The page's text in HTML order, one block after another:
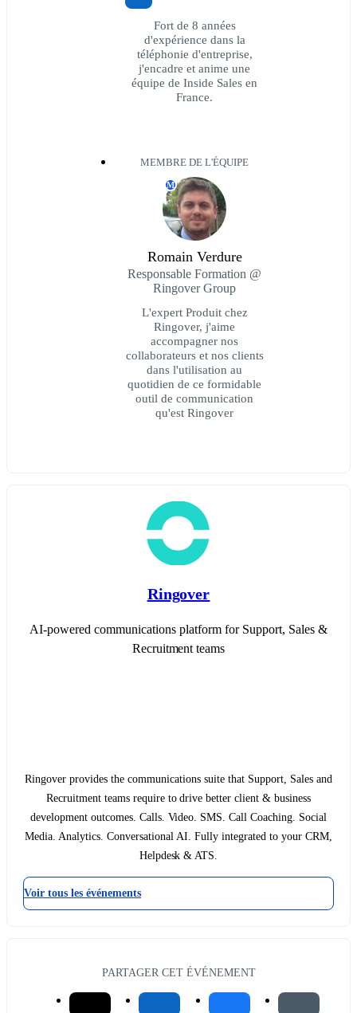
Fort de 8 années
d'expérience dans la
téléphonie d'entreprise,
j'encadre et anime une
équipe de Inside Sales en
France.
MEMBRE DE L'ÉQUIPE
M
Romain Verdure
Responsable Formation @
Ringover Group
L'expert Produit chez
Ringover, j'aime
accompagner nos
collaborateurs et nos clients
dans l'utilisation au
quotidien de ce formidable
outil de communication
qu'est Ringover
Ringover
AI-powered communications platform for Support, Sales &
Recruitment teams
Ringover provides the communications suite that Support, Sales and
Recruitment teams require to drive better client & business
development outcomes. Calls. Video. SMS. Call Coaching. Social
Media. Analytics. Conversational AI. Fully integrated to your CRM,
Helpdesk & ATS.
Voir tous les événements
PARTAGER CET ÉVÉNEMENT